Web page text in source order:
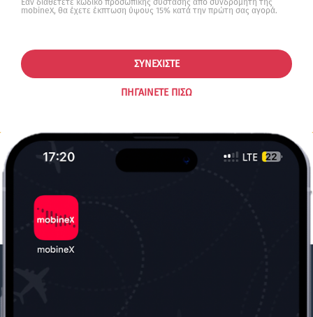
Εάν διαθέτετε κωδικό προσωπικής σύστασης από συνδρομητή της
mobineX, θα έχετε έκπτωση ύψους 15% κατά την πρώτη σας αγορά.
ΠΗΓΑΊΝΕΤΕ ΠΊΣΩ
ΣΥΝΕΧΊΣΤΕ